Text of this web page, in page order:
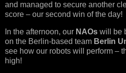
and managed to secure another
score – our second win of the day!
In the afternoon, our NAOs will be
on the Berlin-based team Berlin
see how our robots will perform –
high!